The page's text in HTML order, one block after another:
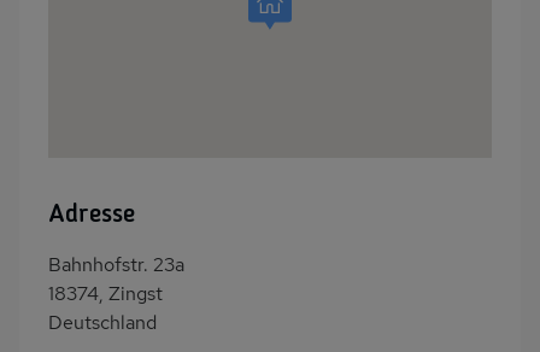
Adresse
Bahnhofstr. 23a
18374, Zingst
Deutschland